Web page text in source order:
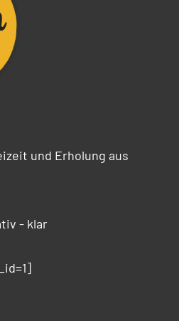
und Erholung aus
- klar